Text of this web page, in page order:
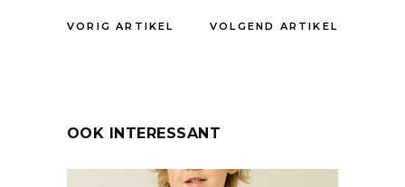
VORIG ARTIKEL VOLGEND ARTIKEL
OOK INTERESSANT